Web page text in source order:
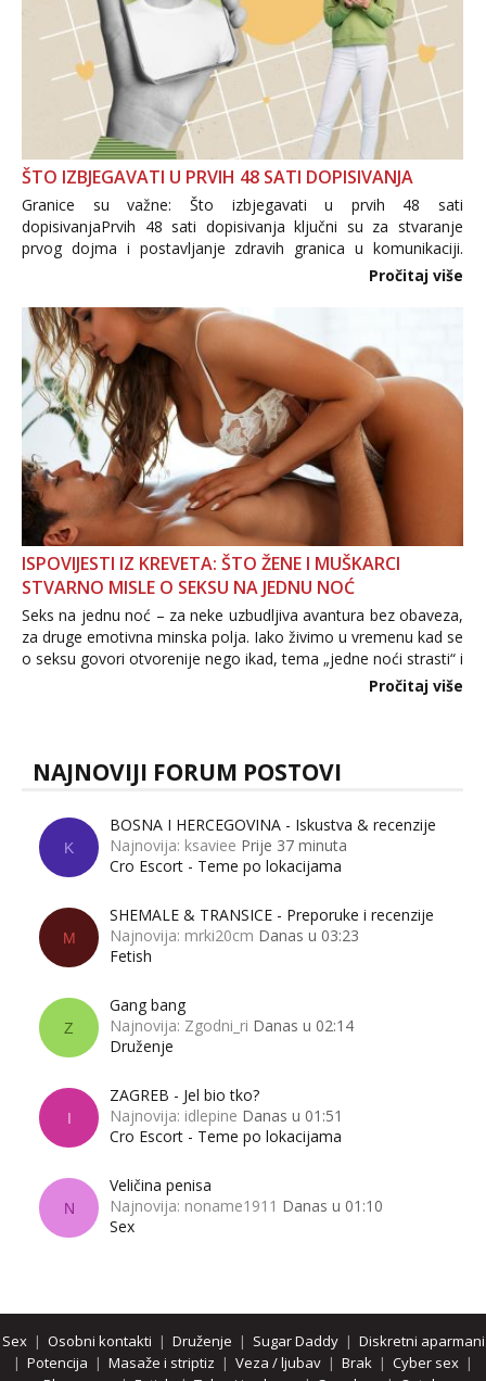
ŠTO IZBJEGAVATI U PRVIH 48 SATI DOPISIVANJA
Granice su važne: Što izbjegavati u prvih 48 sati
dopisivanjaPrvih 48 sati dopisivanja ključni su za stvaranje
prvog dojma i postavljanje zdravih granica u komunikaciji.
Važno je izbjeći prebrzo otkrivanje osobnih ili intimnih
informacija, jer nepoznata osoba još nije zaslužila to
povjerenje. Takođe...
Pročitaj više
ISPOVIJESTI IZ KREVETA: ŠTO ŽENE I MUŠKARCI
STVARNO MISLE O SEKSU NA JEDNU NOĆ
Seks na jednu noć – za neke uzbudljiva avantura bez obaveza,
za druge emotivna minska polja. Iako živimo u vremenu kad se
o seksu govori otvorenije nego ikad, tema „jedne noći strasti“ i
dalje izaziva burne rasprave. Što zapravo misle žene, a što
Pročitaj više
NAJNOVIJI FORUM POSTOVI
K
BOSNA I HERCEGOVINA - Iskustva & recenzije
Najnovija: ksaviee Prije 37 minuta
Cro Escort - Teme po lokacijama
M
SHEMALE & TRANSICE - Preporuke i recenzije
Najnovija: mrki20cm Danas u 03:23
Fetish
Z
Gang bang
Najnovija: Zgodni_ri Danas u 02:14
Druženje
I
ZAGREB - Jel bio tko?
Najnovija: idlepine Danas u 01:51
Cro Escort - Teme po lokacijama
N
Veličina penisa
Najnovija: noname1911 Danas u 01:10
Sex
Sex| Osobni kontakti | Druženje | Sugar Daddy| Diskretni aparmani
| Potencija | Masaže i striptiz | Veza / ljubav | Brak | Cyber sex |